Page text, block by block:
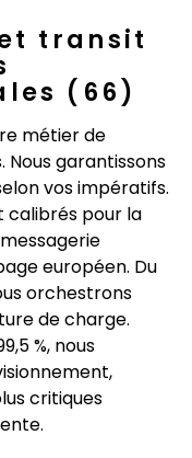
transit
(66)
métier de
garantissons
vos impératifs.
calibrés pour la
européen. Du
orchestrons
de charge.
%, nous
critiques